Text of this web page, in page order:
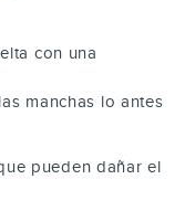
con una
manchas lo antes
pueden dañar el